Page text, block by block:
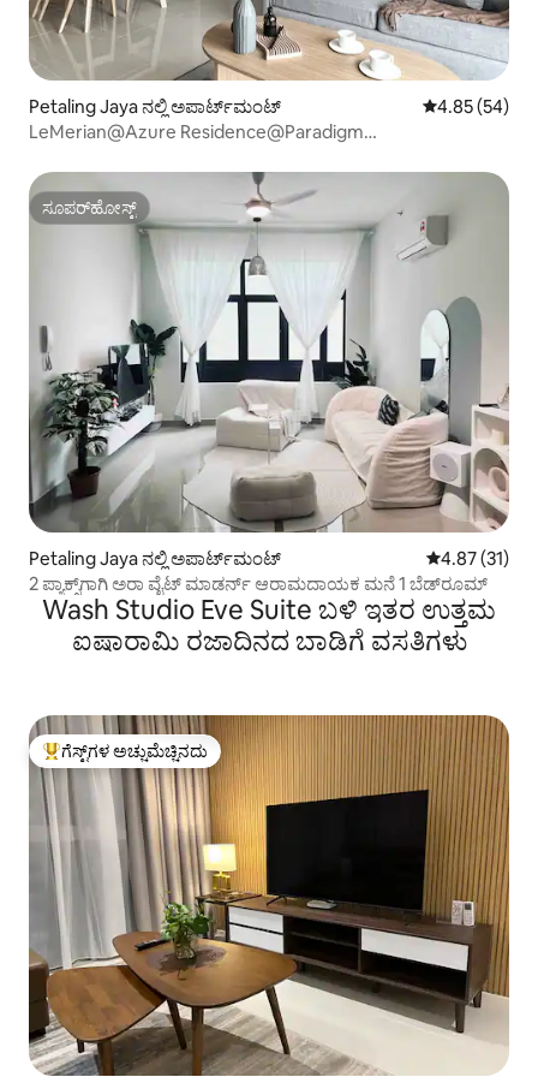
Petaling Jaya ನಲ್ಲಿ ಅಪಾರ್ಟ್‌ಮಂಟ್ 5 ರಲ್ಲಿ 4.85
4.85 (54)
LeMerian@Azure Residence@Paradigm
ಸೂಪರ್‌ಹೋಸ್ಟ್
ಸೂಪರ್‌ಹೋಸ್ಟ್
Petaling Jaya ನಲ್ಲಿ ಅಪಾರ್ಟ್‌ಮಂಟ್ 5 ರಲ್ಲಿ 4.87
4.87 (31)
2 ಪ್ಯಾಕ್ಸ್‌ಗಾಗಿ ಅರಾ ವೈಟ್ ಮಾಡರ್ನ್ ಆರಾಮದಾಯಕ ಮನೆ 1 ಬೆಡ್‌ರೂಮ್
Wash Studio Eve Suite ಬಳಿ ಇತರ ಉತ್ತಮ
ಐಷಾರಾಮಿ ರಜಾದಿನದ ಬಾಡಿಗೆ ವಸತಿಗಳು
ಗೆಸ್ಟ್‌ಗಳಿಗೆ ಅತಿ ಹೆಚ್ಚು ಅಚ್ಚುಮೆಚ್ಚಿನದು
ಗೆಸ್ಟ್‌ಗಳ ಅಚ್ಚುಮೆಚ್ಚಿನದು